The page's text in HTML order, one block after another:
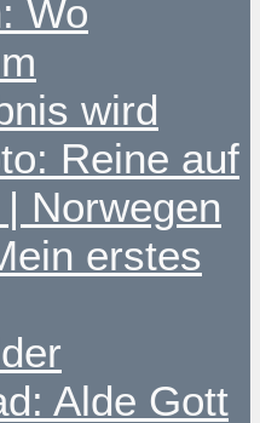
Wo
wird
Reine auf
Norwegen
erstes
Alde Gott